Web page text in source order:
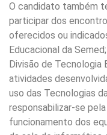
O candidato também
participar dos
oferecidos ou
Educacional da
Divisão de Tecnologia
atividades
uso das Tecnologias
responsabilizar-se
funcionamento dos